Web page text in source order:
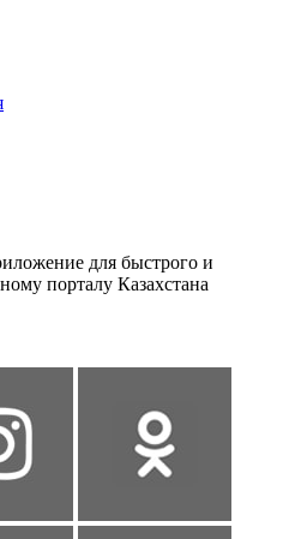
для быстрого и
порталу Казахстана